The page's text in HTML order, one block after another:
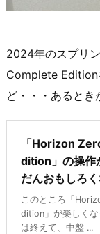
2024年のスプリ
Complete Edition
ど・・・あるとき
「Horizon
dition」の操作
だんおもしろ
このところ「
dition」が楽しく
は終えて、中盤 ...